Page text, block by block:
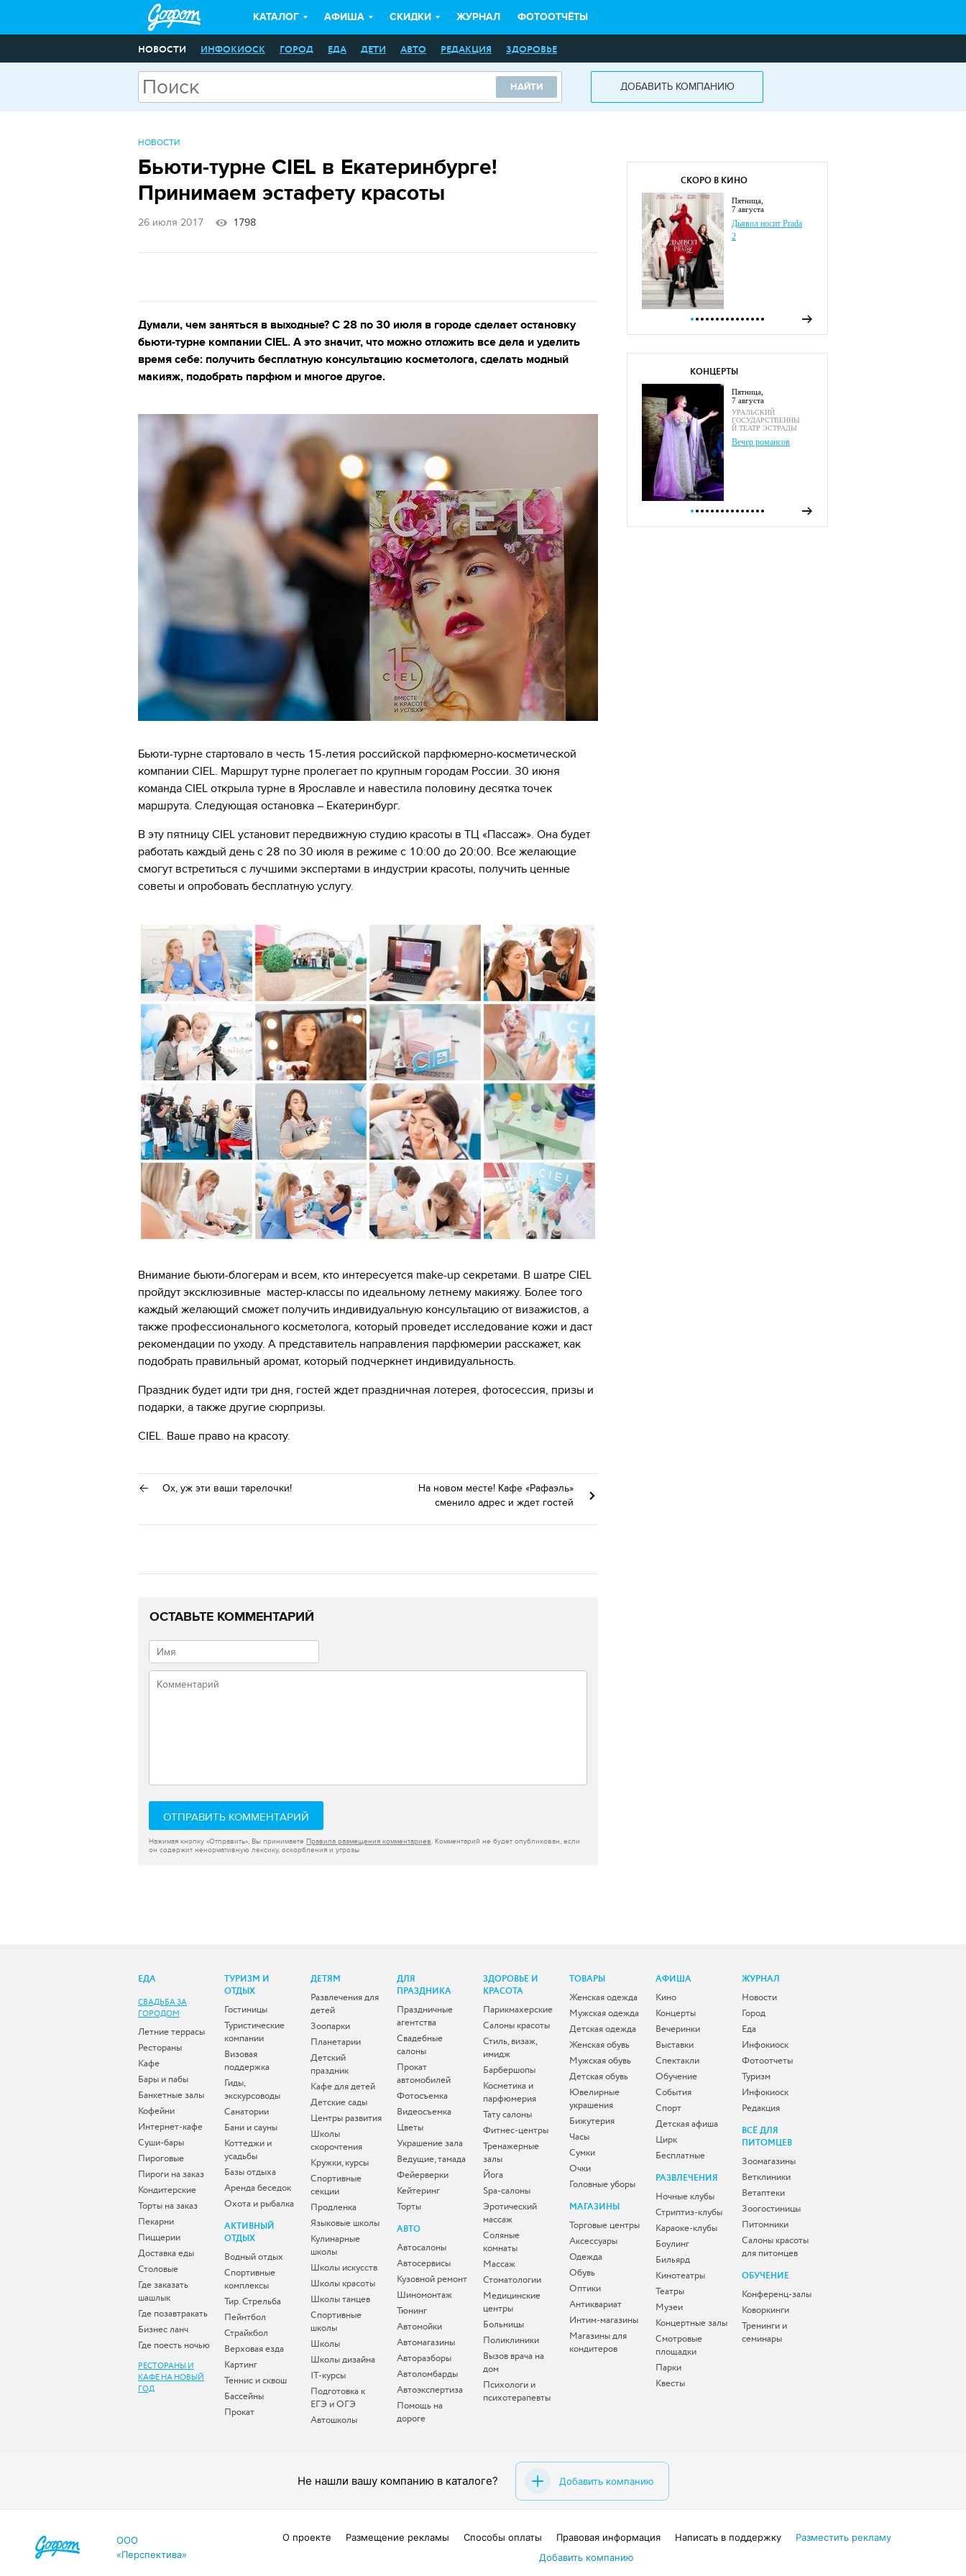
КАТАЛОГ АФИША СКИДКИ ЖУРНАЛ ФОТООТЧЁТЫ
НОВОСТИ ИНФОКИОСК ГОРОД ЕДА ДЕТИ АВТО РЕДАКЦИЯ ЗДОРОВЬЕ
НАЙТИ ДОБАВИТЬ КОМПАНИЮ
НОВОСТИ
Бьюти-турне CIEL в Екатеринбурге!
Принимаем эстафету красоты
26 июля 2017 1798
Думали, чем заняться в выходные? С 28 по 30 июля в городе сделает остановку
бьюти-турне компании CIEL. А это значит, что можно отложить все дела и уделить
время себе: получить бесплатную консультацию косметолога, сделать модный
макияж, подобрать парфюм и многое другое.
Бьюти-турне стартовало в честь 15-летия российской парфюмерно-косметической
компании CIEL. Маршрут турне пролегает по крупным городам России. 30 июня
команда CIEL открыла турне в Ярославле и навестила половину десятка точек
маршрута. Следующая остановка – Екатеринбург.
В эту пятницу CIEL установит передвижную студию красоты в ТЦ «Пассаж». Она будет
работать каждый день с 28 по 30 июля в режиме с 10:00 до 20:00. Все желающие
смогут встретиться с лучшими экспертами в индустрии красоты, получить ценные
советы и опробовать бесплатную услугу.
Внимание бьюти-блогерам и всем, кто интересуется make-up секретами. В шатре CIEL
пройдут эксклюзивные мастер-классы по идеальному летнему макияжу. Более того
каждый желающий сможет получить индивидуальную консультацию от визажистов, а
также профессионального косметолога, который проведет исследование кожи и даст
рекомендации по уходу. А представитель направления парфюмерии расскажет, как
подобрать правильный аромат, который подчеркнет индивидуальность.
Праздник будет идти три дня, гостей ждет праздничная лотерея, фотосессия, призы и
подарки, а также другие сюрпризы.
CIEL. Ваше право на красоту.
Ох, уж эти ваши тарелочки!
На новом месте! Кафе «Рафаэль»
сменило адрес и ждет гостей
ОСТАВЬТЕ КОММЕНТАРИЙ
ОТПРАВИТЬ КОММЕНТАРИЙ
Нажимая кнопку «Отправить», Вы принимаете Правила размещения комментариев. Комментарий не будет опубликован, если
он содержит ненормативную лексику, оскорбления и угрозы
СКОРО В КИНО
пятница,
7 августа
Дьявол носит Prada
2
КОНЦЕРТЫ
пятница,
7 августа
УРАЛЬСКИЙ
ГОСУДАРСТВЕННЫ
Й ТЕАТР ЭСТРАДЫ
Вечер романсов
ЕДА
СВАДЬБА ЗА
ГОРОДОМ
Летние террасы
Рестораны
Кафе
Бары и пабы
Банкетные залы
Кофейни
Интернет-кафе
Суши-бары
Пироговые
Пироги на заказ
Кондитерские
Торты на заказ
Пекарни
Пиццерии
Доставка еды
Столовые
Где заказать
шашлык
Где позавтракать
Бизнес ланч
Где поесть ночью
РЕСТОРАНЫ И
КАФЕ НА НОВЫЙ
ГОД
ТУРИЗМ И
ОТДЫХ
Гостиницы
Туристические
компании
Визовая
поддержка
Гиды,
экскурсоводы
Санатории
Бани и сауны
Коттеджи и
усадьбы
Базы отдыха
Аренда беседок
Охота и рыбалка
АКТИВНЫЙ
ОТДЫХ
Водный отдых
Спортивные
комплексы
Тир. Стрельба
Пейнтбол
Страйкбол
Верховая езда
Картинг
Теннис и сквош
Бассейны
Прокат
ДЕТЯМ
Развлечения для
детей
Зоопарки
Планетарии
Детский
праздник
Кафе для детей
Детские сады
Центры развития
Школы
скорочтения
Кружки, курсы
Спортивные
секции
Продленка
Языковые школы
Кулинарные
школы
Школы искусств
Школы красоты
Школы танцев
Спортивные
школы
Школы
Школы дизайна
IT-курсы
Подготовка к
ЕГЭ и ОГЭ
Автошколы
ДЛЯ
ПРАЗДНИКА
Праздничные
агентства
Свадебные
салоны
Прокат
автомобилей
Фотосъемка
Видеосъемка
Цветы
Украшение зала
Ведущие, тамада
Фейерверки
Кейтеринг
Торты
АВТО
Автосалоны
Автосервисы
Кузовной ремонт
Шиномонтаж
Тюнинг
Автомойки
Автомагазины
Авторазборы
Автоломбарды
Автоэкспертиза
Помощь на
дороге
ЗДОРОВЬЕ И
КРАСОТА
Парикмахерские
Салоны красоты
Стиль, визаж,
имидж
Барбершопы
Косметика и
парфюмерия
Тату салоны
Фитнес-центры
Тренажерные
залы
Йога
Spa-салоны
Эротический
массаж
Соляные
комнаты
Массаж
Стоматологии
Медицинские
центры
Больницы
Поликлиники
Вызов врача на
дом
Психологи и
психотерапевты
ТОВАРЫ
Женская одежда
Мужская одежда
Детская одежда
Женская обувь
Мужская обувь
Детская обувь
Ювелирные
украшения
Бижутерия
Часы
Сумки
Очки
Головные уборы
МАГАЗИНЫ
Торговые центры
Аксессуары
Одежда
Обувь
Оптики
Антиквариат
Интим-магазины
Магазины для
кондитеров
АФИША
Кино
Концерты
Вечеринки
Выставки
Спектакли
Обучение
События
Спорт
Детская афиша
Цирк
Бесплатные
РАЗВЛЕЧЕНИЯ
Ночные клубы
Стриптиз-клубы
Караоке-клубы
Боулинг
Бильярд
Кинотеатры
Театры
Музеи
Концертные залы
Смотровые
площадки
Парки
Квесты
ЖУРНАЛ
Новости
Город
Еда
Инфокиоск
Фотоотчеты
Туризм
Инфокиоск
Редакция
ВСЁ ДЛЯ
ПИТОМЦЕВ
Зоомагазины
Ветклиники
Ветаптеки
Зоогостиницы
Питомники
Салоны красоты
для питомцев
ОБУЧЕНИЕ
Конференц-залы
Коворкинги
Тренинги и
семинары
Не нашли вашу компанию в каталоге? Добавить компанию
ООО
«Перспектива»
О проекте Размещение рекламы Способы оплаты Правовая информация Написать в поддержку
Разместить рекламу
Добавить компанию